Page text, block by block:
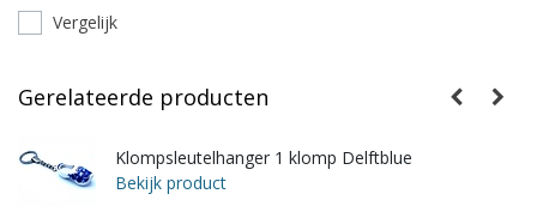
Vergelijk
Gerelateerde producten
Klompsleutelhanger 1 klomp Delftblue
Bekijk product